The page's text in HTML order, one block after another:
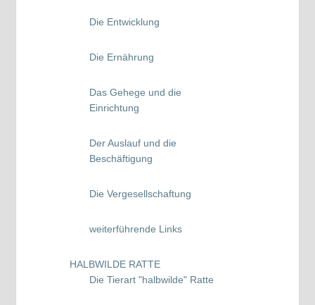
Die Entwicklung
Die Ernährung
Das Gehege und die
Einrichtung
Der Auslauf und die
Beschäftigung
Die Vergesellschaftung
weiterführende Links
HALBWILDE RATTE
Die Tierart "halbwilde" Ratte